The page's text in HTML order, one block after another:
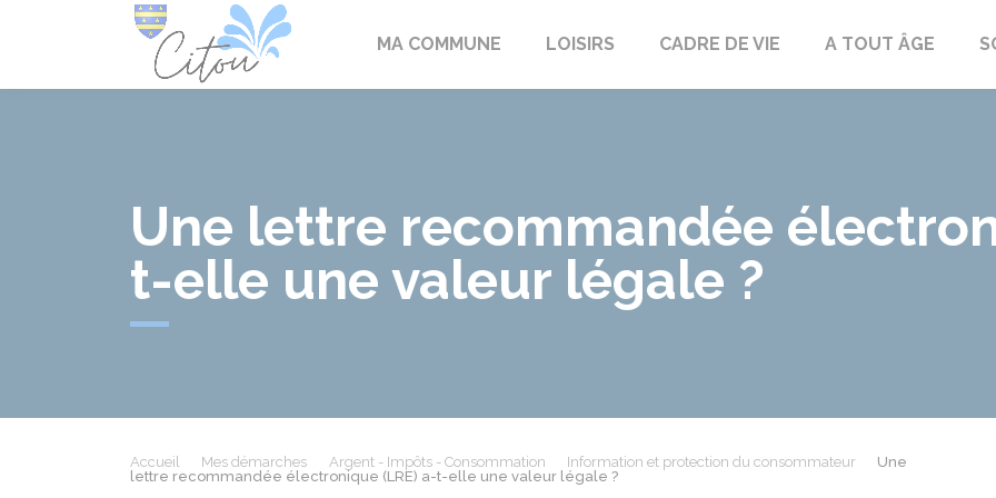
MA COMMUNE LOISIRS CADRE DE VIE A TOUT ÂGE
Une lettre recommandée
t-elle une valeur légale ?
Accueil Mes démarches Argent - Impôts - Consommation Information et protection du consommateur
Une
lettre recommandée électronique (LRE) a-t-elle une valeur légale ?